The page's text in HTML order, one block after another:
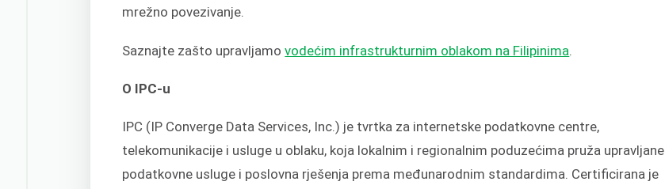
mrežno povezivanje.
Saznajte zašto upravljamovodećim infrastrukturnim oblakom na Filipinima
O IPC-u
IPC (IP Converge Data Services, Inc.) je tvrtka za internetske podatkovne centre,
telekomunikacije i usluge u oblaku, koja lokalnim i regionalnim poduzećima pruža upravljane
podatkovne usluge i poslovna rješenja prema međunarodnim standardima. Certificirana je